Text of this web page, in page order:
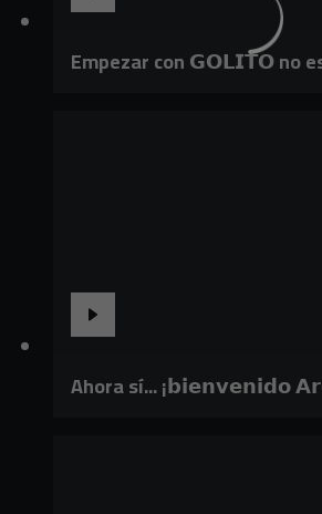
Empezar con 𝗚𝗢𝗟𝗜𝗧𝗢 no
Ahora sí... ¡𝗯𝗶𝗲𝗻𝘃𝗲𝗻𝗶𝗱𝗼